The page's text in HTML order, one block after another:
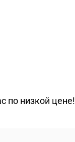
по низкой цене!